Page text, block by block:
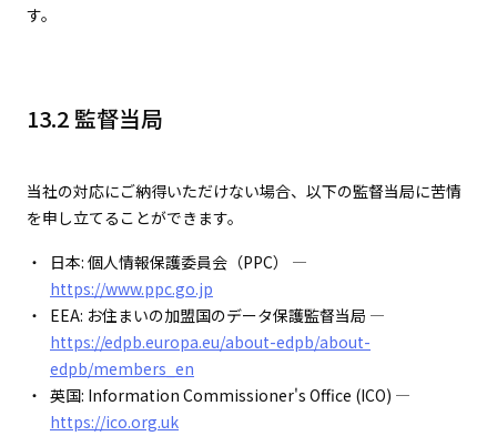
す。
13.2 監督当局
当社の対応にご納得いただけない場合、以下の監督当局に苦情
を申し立てることができます。
日本: 個人情報保護委員会（PPC） —
https://www.ppc.go.jp
EEA: お住まいの加盟国のデータ保護監督当局 —
https://edpb.europa.eu/about-edpb/about-
edpb/members_en
英国: Information Commissioner's Office (ICO) —
https://ico.org.uk